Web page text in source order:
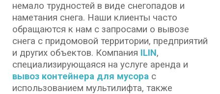
немало трудностей в виде снегопадов и
наметания снега. Наши клиенты часто
обращаются к нам с запросами о вывозе
снега с придомовой территории, предприятий
и других объектов. Компания ILIN,
специализирующаяся на услуге аренда и
вывоз контейнера для мусорас
использованием мультилифта, также